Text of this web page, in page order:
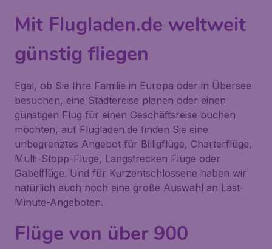
Mit Flugladen.de weltweit
günstig fliegen
Egal, ob Sie Ihre Familie in Europa oder in Übersee
besuchen, eine Städtereise planen oder einen
günstigen Flug für einen Geschäftsreise buchen
möchten, auf Flugladen.de finden Sie eine
unbegrenztes Angebot für Billigflüge, Charterflüge,
Multi-Stopp-Flüge, Langstrecken Flüge oder
Gabelflüge. Und für Kurzentschlossene haben wir
natürlich auch noch eine große Auswahl an Last-
Minute-Angeboten.
Flüge von über 900